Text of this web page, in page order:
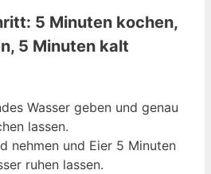
5 Minuten kochen,
5 Minuten kalt
Wasser geben und genau
lassen.
nehmen und Eier 5 Minuten
ruhen lassen.